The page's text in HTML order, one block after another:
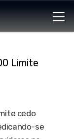
Limite
cedo
se